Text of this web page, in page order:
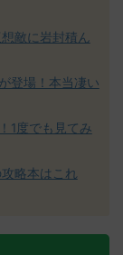
敵に岩封積ん
登場！本当凄い
1度でも見てみ
略本はこれ